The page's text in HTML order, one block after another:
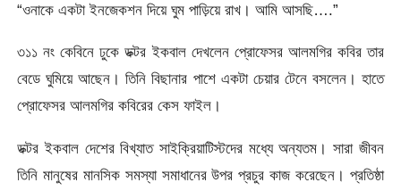
“ওনাকে একটা ইনজেকশন দিয়ে ঘুম পাড়িয়ে রাখ। আমি আসছি….”
৩১১ নং কেবিনে ঢুকে ডক্টর ইকবাল দেখলেন প্রোফেসর আলমগির কবির তার
বেডে ঘুমিয়ে আছেন। তিনি বিছানার পাশে একটা চেয়ার টেনে বসলেন। হাতে
প্রোফেসর আলমগির কবিরের কেস ফাইল।
ডক্টর ইকবাল দেশের বিখ্যাত সাইক্রিয়াটিস্টদের মধ্যে অন্যতম। সারা জীবন
তিনি মানুষের মানসিক সমস্যা সমাধানের উপর প্রচুর কাজ করেছেন। প্রতিষ্ঠা